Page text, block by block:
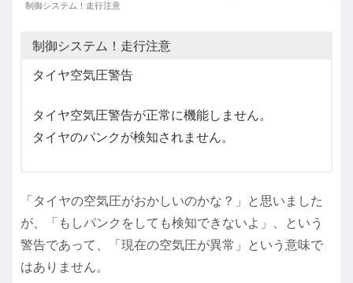
制御システム！走行注意
制御システム！走行注意
タイヤ空気圧警告
タイヤ空気圧警告が正常に機能しません。
タイヤのパンクが検知されません。
「タイヤの空気圧がおかしいのかな？」と思いました
が、「もしパンクをしても検知できないよ」、という
警告であって、「現在の空気圧が異常」という意味で
はありません。